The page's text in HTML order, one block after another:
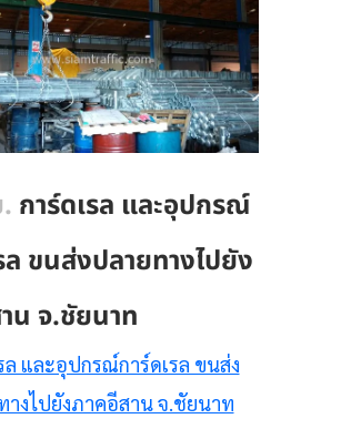
การ์ดเรล และอุปกรณ์
ล ขนส่งปลายทางไปยัง
น จ.ชัยนาท
ล และอุปกรณ์การ์ดเรล ขนส่ง
างไปยังภาคอีสาน จ.ชัยนาท